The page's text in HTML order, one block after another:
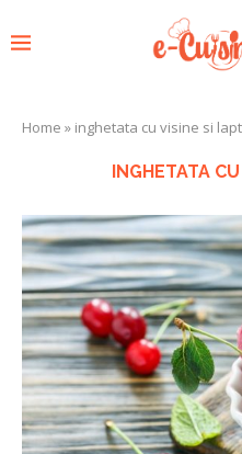
Home » inghetata cu visine si
INGHETATA